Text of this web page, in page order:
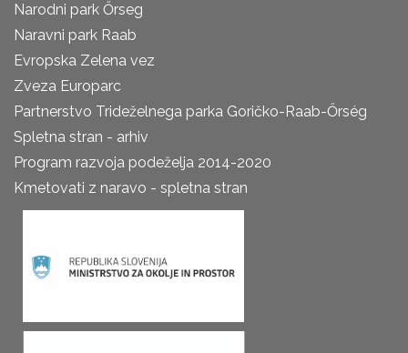
Narodni park Őrseg
Naravni park Raab
Evropska Zelena vez
Zveza Europarc
Partnerstvo Trideželnega parka Goričko-Raab-Őrség
Spletna stran - arhiv
Program razvoja podeželja 2014-2020
Kmetovati z naravo - spletna stran